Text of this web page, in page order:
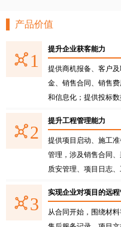
产品价值
1
提升企业获客能力
提供商机报备、客户
金、销售合同、销售
和信息化；提供投标数
2
提升工程管理能力
提供项目启动、施工
管理，涉及销售合同
质安管理、项目日志
3
实现企业对项目的远
从合同开始，围绕材